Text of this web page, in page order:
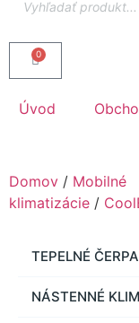
0
Úvod
Domov / Mobilné
klimatizácie /
TEPELNÉ
NÁSTENNÉ